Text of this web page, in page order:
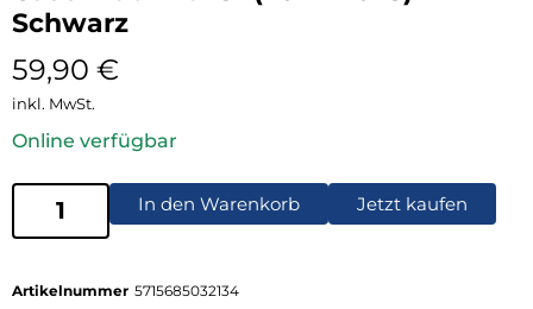
Schwarz
59,90 €
inkl. MwSt.
Online verfügbar
In den Warenkorb Jetzt kaufen
Artikelnummer 5715685032134